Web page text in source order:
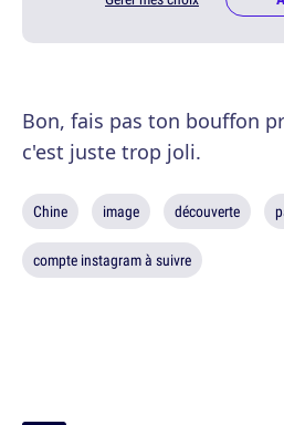
Bon, fais pas ton bouffon
c'est juste trop joli.
Chine image découverte
compte instagram à suivre